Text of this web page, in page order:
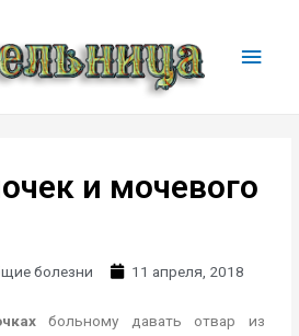
и мочевого
болезни 11 апреля, 2018
больному давать отвар из